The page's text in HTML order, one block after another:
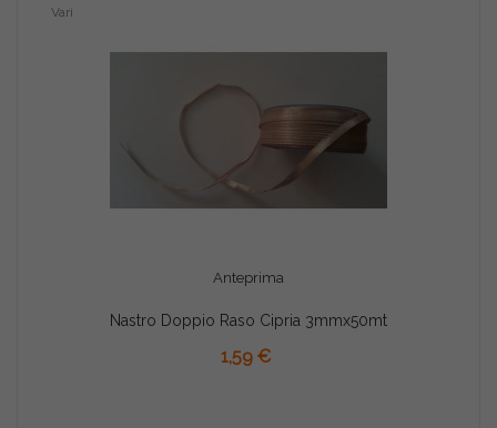
Anteprima
Vari
Nastro Doppio Raso Cipria 3mmx50mt
1,59 €